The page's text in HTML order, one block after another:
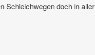
Schleichwegen doch in aller